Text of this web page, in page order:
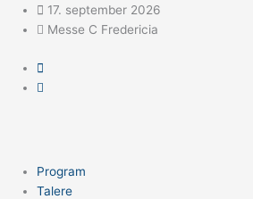
17. september 2026
Messe C Fredericia
Program
Talere